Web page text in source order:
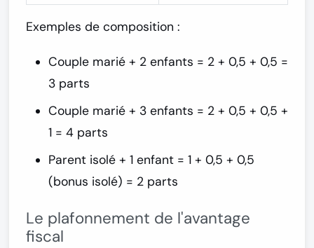
Exemples de composition :
Couple marié + 2 enfants = 2 + 0,5 + 0,5 =
3 parts
Couple marié + 3 enfants = 2 + 0,5 + 0,5 +
1 = 4 parts
Parent isolé + 1 enfant = 1 + 0,5 + 0,5
(bonus isolé) = 2 parts
Le plafonnement de l'avantage
fiscal